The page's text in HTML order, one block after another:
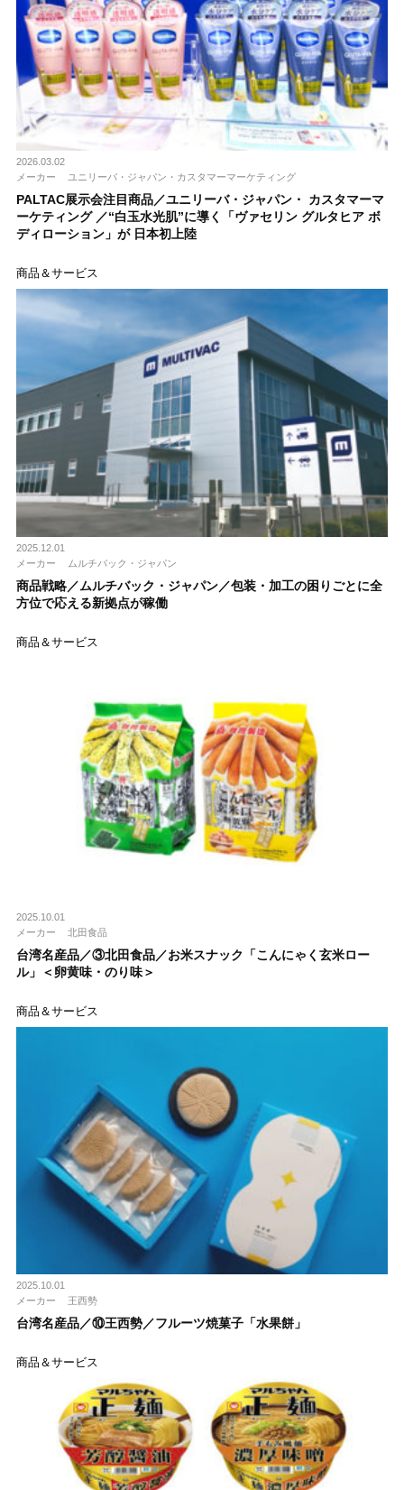
2026.03.02
メーカー
ユニリーバ・ジャパン・カスタマーマーケティング
PALTAC展示会注目商品／ユニリーバ・ジャパン・ カスタマーマ
ーケティング ／“白玉水光肌”に導く「ヴァセリン グルタヒア ボ
ディローション」が 日本初上陸
商品＆サービス
2025.12.01
メーカー
ムルチバック・ジャパン
商品戦略／ムルチバック・ジャパン／包装・加工の困りごとに全
方位で応える新拠点が稼働
商品＆サービス
2025.10.01
メーカー
北田食品
台湾名産品／③北田食品／お米スナック「こんにゃく玄米ロー
ル」＜卵黄味・のり味＞
商品＆サービス
2025.10.01
メーカー
王⻄勢
台湾名産品／⑩王⻄勢／フルーツ焼菓⼦「水果餅」
商品＆サービス